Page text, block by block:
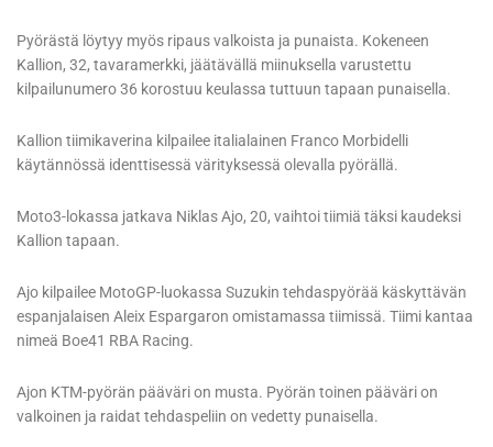
Pyörästä löytyy myös ripaus valkoista ja punaista. Kokeneen
Kallion, 32, tavaramerkki, jäätävällä miinuksella varustettu
kilpailunumero 36 korostuu keulassa tuttuun tapaan punaisella.
Kallion tiimikaverina kilpailee italialainen Franco Morbidelli
käytännössä identtisessä värityksessä olevalla pyörällä.
Moto3-lokassa jatkava Niklas Ajo, 20, vaihtoi tiimiä täksi kaudeksi
Kallion tapaan.
Ajo kilpailee MotoGP-luokassa Suzukin tehdaspyörää käskyttävän
espanjalaisen Aleix Espargaron omistamassa tiimissä. Tiimi kantaa
nimeä Boe41 RBA Racing.
Ajon KTM-pyörän pääväri on musta. Pyörän toinen pääväri on
valkoinen ja raidat tehdaspeliin on vedetty punaisella.